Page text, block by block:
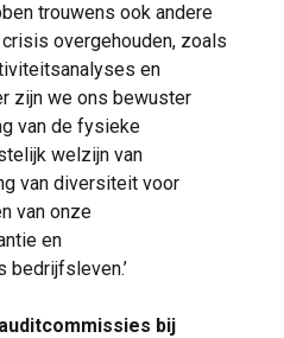
trouwens ook andere
overgehouden, zoals
en
zijn we ons bewuster
van de fysieke
welzijn van
van diversiteit voor
van onze
en
bedrijfsleven.’
bij